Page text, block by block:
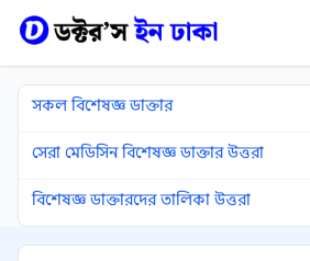
সকল বিশেষজ্ঞ ডাক্তার
সেরা মেডিসিন বিশেষজ্ঞ ডাক্তার উত্তরা
বিশেষজ্ঞ ডাক্তারদের তালিকা উত্তরা